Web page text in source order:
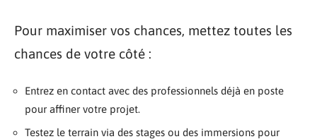
Pour maximiser vos chances, mettez toutes les
chances de votre côté :
Entrez en contact avec des professionnels déjà en poste
pour affiner votre projet.
Testez le terrain via des stages ou des immersions pour